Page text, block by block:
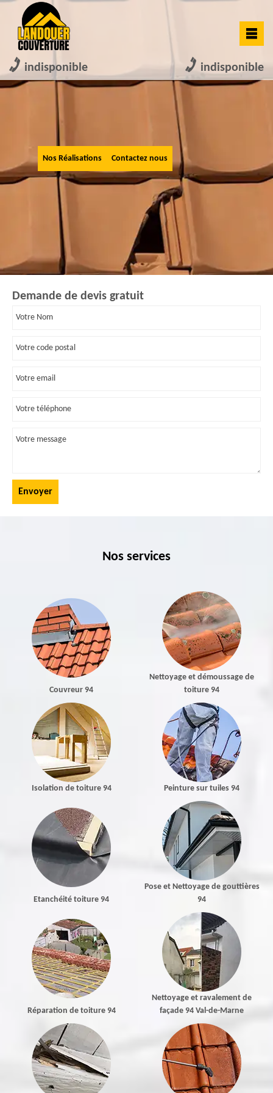
indisponible indisponible
Nos Réalisations Contactez nous
Demande de devis gratuit
Nos services
Couvreur 94
Nettoyage et démoussage de
toiture 94
Isolation de toiture 94 Peinture sur tuiles 94
Etanchéité toiture 94
Pose et Nettoyage de gouttières
94
Réparation de toiture 94
Nettoyage et ravalement de
façade 94 Val-de-Marne